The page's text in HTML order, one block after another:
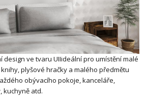
design ve tvaru UIIideální pro umístění malé
knihy, plyšové hračky a malého předmětu
obývacího pokoje, kanceláře,
kuchyně atd.